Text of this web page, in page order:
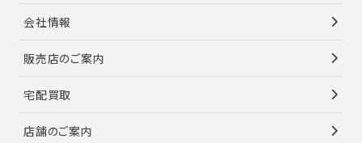
会社情報
販売店のご案内
宅配買取
店舗のご案内